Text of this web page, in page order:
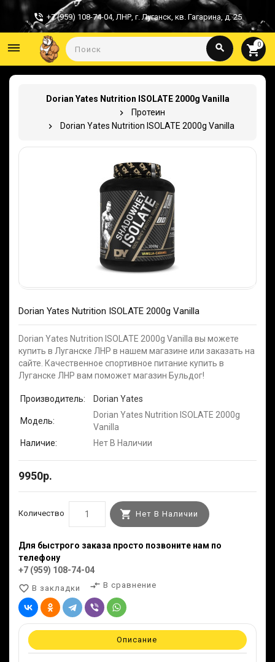
+7 (959) 108-74-04,ЛНР, г. Луганск, кв. Гагарина, д. 25
search shopping_cart
0
dehaze
Dorian Yates Nutrition ISOLATE 2000g Vanilla
Протеин
Dorian Yates Nutrition ISOLATE 2000g Vanilla
Dorian Yates Nutrition ISOLATE 2000g Vanilla
Dorian Yates Nutrition ISOLATE 2000g Vanilla вы можете
купить в Луганске ЛНР в нашем магазине или заказать на
сайте. Качественное спортивное питание купить в
Луганске ЛНР вам поможет магазин Бульдог!
Производитель: Dorian Yates
Модель:
Dorian Yates Nutrition ISOLATE 2000g
Vanilla
Наличие:
Нет В Наличии
9950р.
Количество Нет В Наличии
Для быстрого заказа просто позвоните нам по
телефону
+7 (959) 108-74-04
favorite_border В закладки compare_arrows В сравнение
Описание